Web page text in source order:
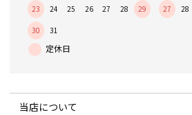
23 24 25 26 27 28 29
30 31
27 28
当店について